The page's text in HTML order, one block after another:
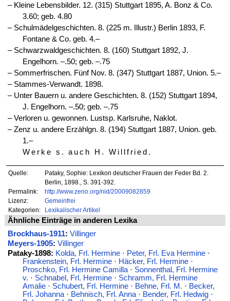
‒ Kleine Lebensbilder. 12. (315) Stuttgart 1895, A. Bonz & Co.
3.60; geb. 4.80
‒ Schulmädelgeschichten. 8. (225 m. Illustr.) Berlin 1893, F.
Fontane & Co. geb. 4.–
‒ Schwarzwaldgeschichten. 8. (160) Stuttgart 1892, J.
Engelhorn. –.50; geb. –.75
‒ Sommerfrischen. Fünf Nov. 8. (347) Stuttgart 1887, Union. 5.–
‒ Stammes-Verwandt. 1898.
‒ Unter Bauern u. andere Geschichten. 8. (152) Stuttgart 1894,
J. Engelhorn. –.50; geb. –.75
‒ Verloren u. gewonnen. Lustsp. Karlsruhe, Naklot.
‒ Zenz u. andere Erzählgn. 8. (194) Stuttgart 1887, Union. geb.
1.–
Werke s. auch H. Willfried .
Quelle:
Pataky, Sophie: Lexikon deutscher Frauen der Feder Bd. 2.
Berlin, 1898., S. 391-392.
Permalink:
http://www.zeno.org/nid/20009082859
Lizenz:
Gemeinfrei
Kategorien:
Lexikalischer Artikel
Ähnliche Einträge in anderen Lexika
Brockhaus-1911: Villinger
Meyers-1905: Villinger
Pataky-1898: Kolda, Frl. Hermine· Peter, Frl. Eva Hermine·
Frankenstein, Frl. Hermine· Häcker, Frl. Hermine·
Proschko, Frl. Hermine Camilla· Sonnenthal, Frl. Hermine
v. · Schnabel, Frl. Hermine· Schramm, Frl. Hermine
Amalie· Schubert, Frl. Hermine· Behne, Frl. M. · Becker,
Frl. Johanna· Behnisch, Frl. Anna· Bender, Frl. Hedwig·